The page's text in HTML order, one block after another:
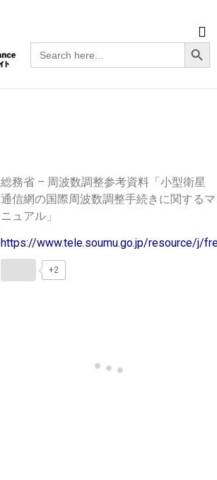
Search
for:
総務省 – 周波数調整参考資料「小型衛星
通信網の国際周波数調整手続きに関するマ
ニュアル」
https://www.tele.soumu.go.jp/resource/j/
+2